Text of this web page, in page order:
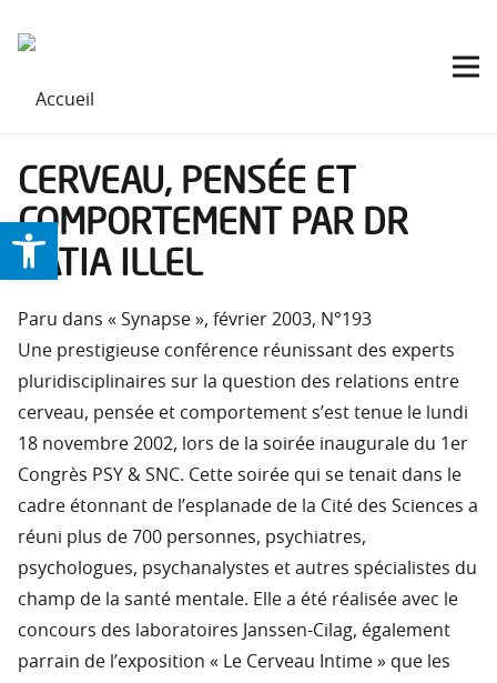
CERVEAU, PENSÉE ET
COMPORTEMENT PAR DR
KATIA ILLEL
Paru dans « Synapse », février 2003, N°193
Une prestigieuse conférence réunissant des experts
pluridisciplinaires sur la question des relations entre
cerveau, pensée et comportement s’est tenue le lundi
18 novembre 2002, lors de la soirée inaugurale du 1er
Congrès PSY & SNC. Cette soirée qui se tenait dans le
cadre étonnant de l’esplanade de la Cité des Sciences a
réuni plus de 700 personnes, psychiatres,
psychologues, psychanalystes et autres spécialistes du
champ de la santé mentale. Elle a été réalisée avec le
concours des laboratoires Janssen-Cilag, également
parrain de l’exposition « Le Cerveau Intime » que les
Ouvrir la barre d’outils